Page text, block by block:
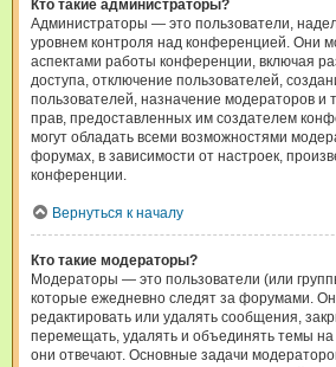
Кто такие администраторы?
Администраторы — это пользователи,
уровнем контроля над конференцией. Они
аспектами работы конференции, включая
доступа, отключение пользователей,
пользователей, назначение модераторов и
прав, предоставленных им создателем
могут обладать всеми возможностями
форумах, в зависимости от настроек,
конференции.
Вернуться к началу
Кто такие модераторы?
Модераторы — это пользователи (или
которые ежедневно следят за форумами.
редактировать или удалять сообщения,
перемещать, удалять и объединять темы
они отвечают. Основные задачи